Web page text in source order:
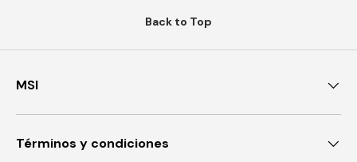
Back to Top
MSI
Términos y condiciones